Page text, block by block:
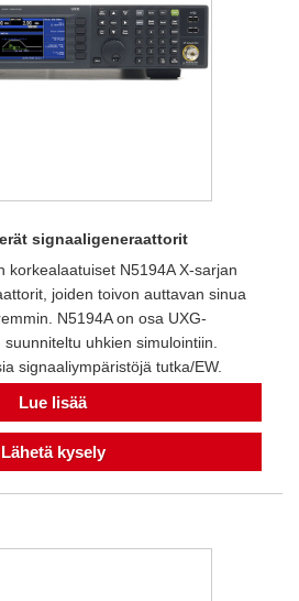
signaaligeneraattorit
korkealaatuiset N5194A X-sarjan
joiden toivon auttavan sinua
N5194A on osa UXG-
uhkien simulointiin.
​​signaaliympäristöjä tutka/EW.
Lue lisää
Lähetä kysely